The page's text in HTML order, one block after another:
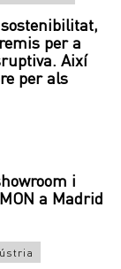
per a
Així
per als
i
a Madrid